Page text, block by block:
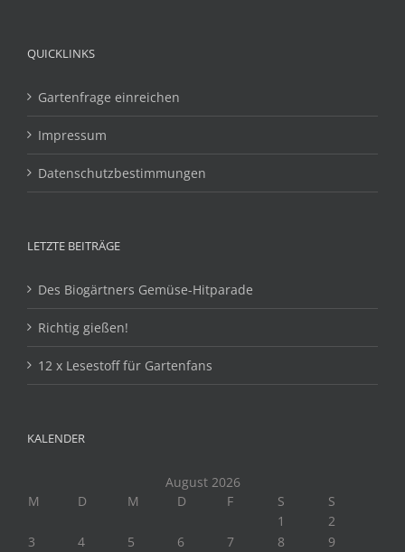
QUICKLINKS
Gartenfrage einreichen
Impressum
Datenschutzbestimmungen
LETZTE BEITRÄGE
Des Biogärtners Gemüse-Hitparade
Richtig gießen!
12 x Lesestoff für Gartenfans
KALENDER
August 2026
M
D M D F S
S
1
2
3
4 5 6 7 8 9